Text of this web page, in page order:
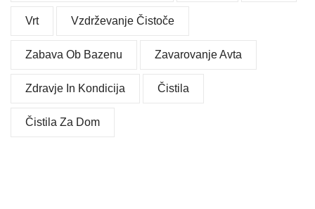
Vrt Vzdrževanje Čistoče
Zabava Ob Bazenu Zavarovanje Avta
Zdravje In Kondicija Čistila
Čistila Za Dom